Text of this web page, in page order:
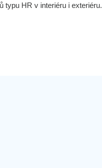
typu HR v interiéru i exteriéru.